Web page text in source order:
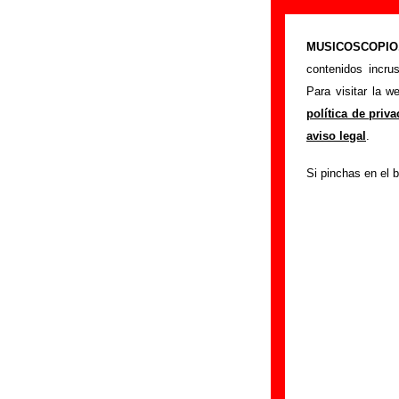
contenidos
Para visitar la
política de
aviso legal .
Si pinchas en el
The Pribata
Portada >The
Si tienes
siguiente
colaboración.
Nombre: